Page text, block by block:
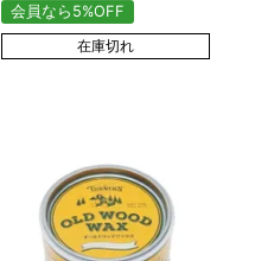
会員なら5%OFF
在庫切れ